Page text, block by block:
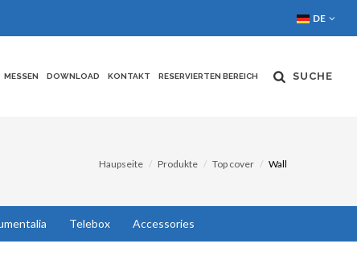
DE
MESSEN DOWNLOAD KONTAKT RESERVIERTEN BEREICH SUCHE
Haupseite Produkte Top cover Wall
Telebox Accessories